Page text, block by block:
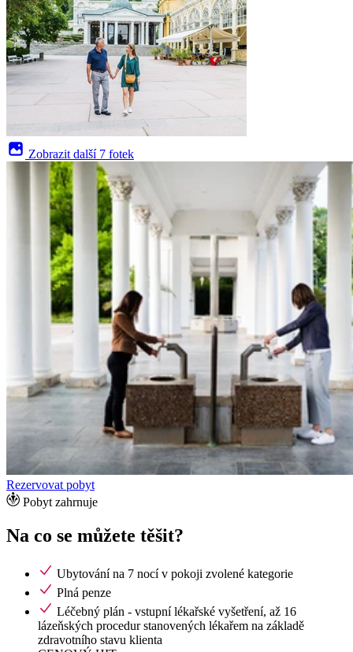
Zobrazit další 7 fotek
Rezervovat pobyt
Pobyt zahrnuje
Na co se můžete těšit?
Ubytování na 7 nocí v pokoji zvolené kategorie
Plná penze
Léčebný plán - vstupní lékařské vyšetření, až 16
lázeňských procedur stanovených lékařem na základě
zdravotního stavu klienta